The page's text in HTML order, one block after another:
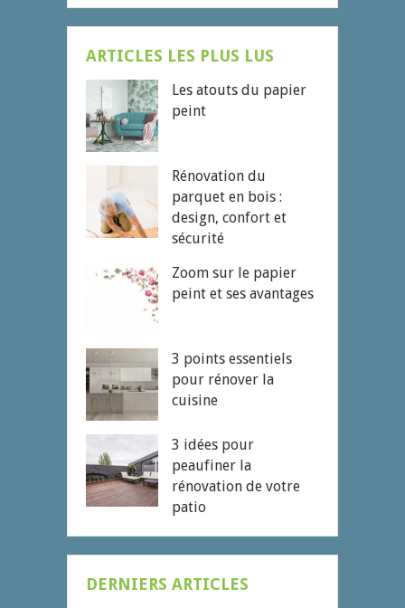
ARTICLES LES PLUS LUS
Les atouts du papier
peint
Rénovation du
parquet en bois :
design, confort et
sécurité
Zoom sur le papier
peint et ses avantages
3 points essentiels
pour rénover la
cuisine
3 idées pour
peaufiner la
rénovation de votre
patio
DERNIERS ARTICLES